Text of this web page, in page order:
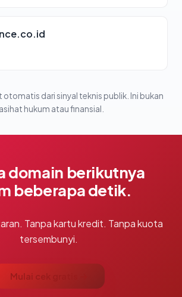
otomatis dari sinyal teknis publik. Ini bukan
hukum atau finansial.
domain berikutnya
beberapa detik.
Tanpa kartu kredit. Tanpa kuota
tersembunyi.
Mulai cek gratis →